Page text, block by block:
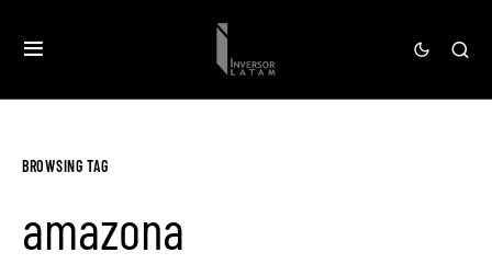
BROWSING TAG
amazona